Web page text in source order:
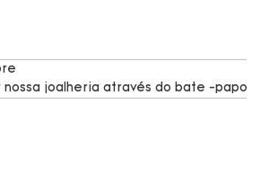
nossa joalheria através do bate -papo